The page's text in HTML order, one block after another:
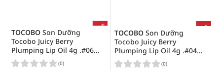
TOCOBO Son Dưỡng
Tocobo Juicy Berry
Plumping Lip Oil 4g .#06
Berry Candy
(0)
TOCOBO Son Dưỡng
Tocobo Juicy Berry
Plumping Lip Oil 4g .#04
Bilter Brown
(0)